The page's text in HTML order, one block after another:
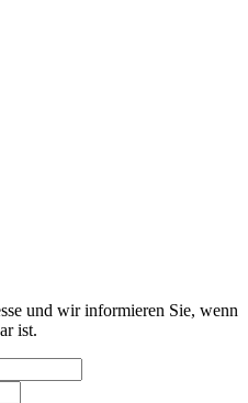
und wir informieren Sie, wenn
ist.